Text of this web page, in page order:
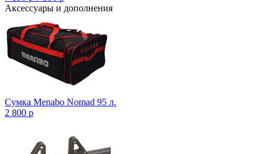
Аксессуары и дополнения
Сумка Menabo Nomad 95 л.
2 800 p